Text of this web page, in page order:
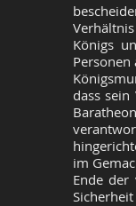
Königs
dass
im
Ende